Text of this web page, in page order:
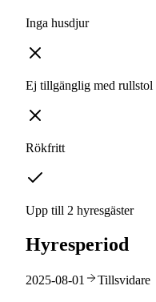
Inga husdjur
Ej tillgänglig med rullstol
Rökfritt
Upp till 2 hyresgäster
Hyresperiod
2025-08-01 Tillsvidare